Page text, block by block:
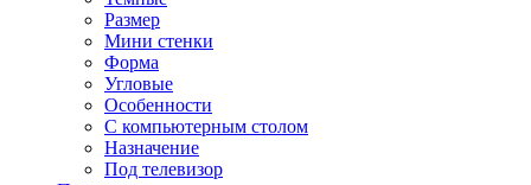
Размер
Мини стенки
Форма
Угловые
Особенности
С компьютерным столом
Назначение
Под телевизор